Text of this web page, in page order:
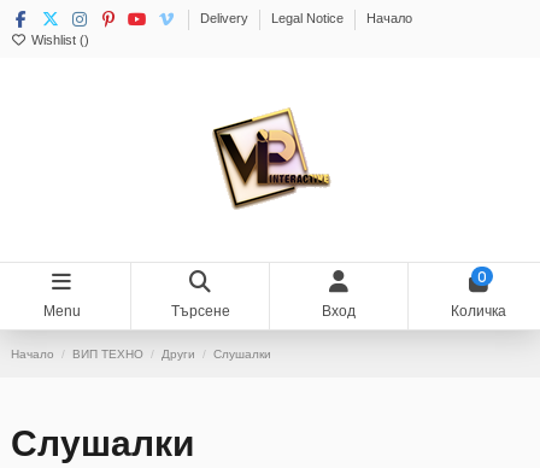
Delivery Legal Notice
Начало
Wishlist ()
Menu Търсене Вход
0
Количка
Начало ВИП ТЕХНО Други Слушалки
Слушалки